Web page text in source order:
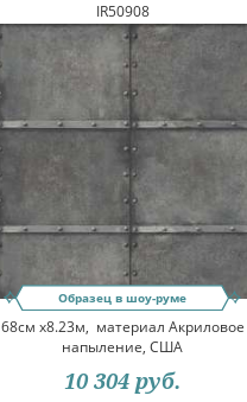
IR50908
Образец в шоу-руме
68см x8.23м, материал Акриловое
напыление, США
10 304 руб.